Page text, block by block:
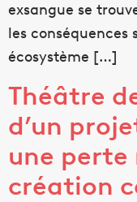
exsangue se
les conséquences
écosystème […]
Théâtre
d’un
une perte
création